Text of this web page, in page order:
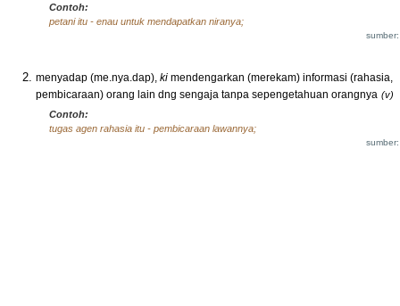
Contoh:
petani itu - enau untuk mendapatkan niranya;
menyadap (me.nya.dap), ki mendengarkan (merekam) informasi (rahasia,
pembicaraan) orang lain dng sengaja tanpa sepengetahuan orangnya (v)
Contoh:
tugas agen rahasia itu - pembicaraan lawannya;